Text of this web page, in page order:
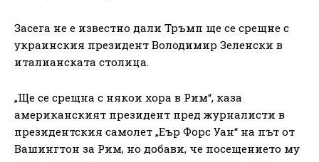
Засега не е известно дали Тръмп ще се срещне с
украинския президент Володимир Зеленски в
италианската столица.
„Ще се срещна с някои хора в Рим“, каза
американският президент пред журналисти в
президентския самолет „Еър Форс Уан“ на път от
Вашингтон за Рим, но добави, че посещението му